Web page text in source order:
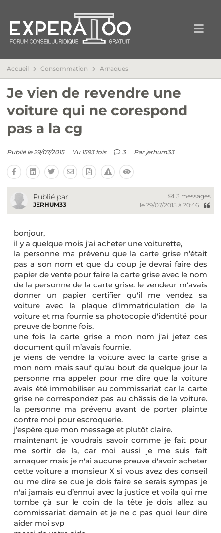
Accueil Consommation Arnaques
Je vien de revendre une
voiture qui ne corespond
pas a la cg
Publié le 29/07/2015 Vu 1593 fois 3 Par jerhum33
Publié par
JERHUM33
3 messages
le 29/07/2015 à 20:46
bonjour,
il y a quelque mois j'ai acheter une voiturette,
la personne ma prévenu que la carte grise n’était
pas a son nom et que du coup je devrai faire des
papier de vente pour faire la carte grise avec le nom
de la personne de la carte grise. le vendeur m'avais
donner un papier certifier qu'il me vendez sa
voiture avec la plaque d'immatriculation de la
voiture et ma fournie sa photocopie d'identité pour
preuve de bonne fois.
une fois la carte grise a mon nom j'ai jetez ces
document qu'il m’avais fournie.
je viens de vendre la voiture avec la carte grise a
mon nom mais sauf qu'au bout de quelque jour la
personne ma appeler pour me dire que la voiture
avais été immobiliser au commissariat car la carte
grise ne correspondez pas au châssis de la voiture.
la personne ma prévenu avant de porter plainte
contre moi pour escroquerie.
j’espère que mon message et plutôt claire.
maintenant je voudrais savoir comme je fait pour
me sortir de la, car moi aussi je me suis fait
arnaquer mais je n'ai aucune preuve d'avoir acheter
cette voiture a monsieur X si vous avez des conseil
ou me dire se que je dois faire se serais sympas je
n'ai jamais eu d’ennui avec la justice et voila qui me
tombe çà sur le coin de la tête je dois allez au
commissariat demain et je ne c pas quoi leur dire
aider moi svp